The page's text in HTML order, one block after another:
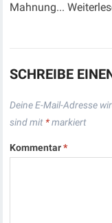
Mahnung...
SCHREIBE
Deine E-Mail-Adresse
sind mit *markiert
Kommentar*